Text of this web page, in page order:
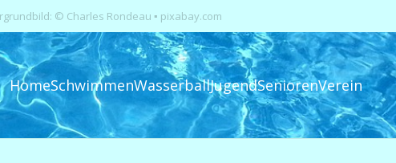
© Charles Rondeau ▪ pixabay.com
HomeSchwimmenWasserballJugendSeniorenVerein